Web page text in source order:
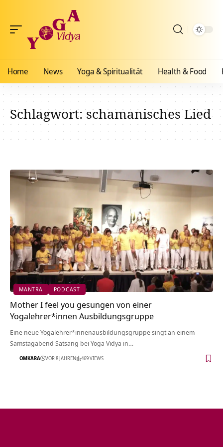
Home News Yoga & Spiritualität Health & Food
Schlagwort:schamanisches Lied
MANTRA PODCAST
Mother I feel you gesungen von einer
Yogalehrer*innen Ausbildungsgruppe
Eine neue Yogalehrer*innenausbildungsgruppe singt an einem
Samstagabend Satsang bei Yoga Vidya in…
OMKARA VOR 8 JAHREN 469 VIEWS